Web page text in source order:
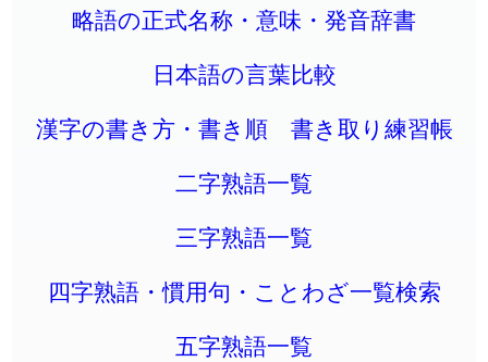
略語の正式名称・意味・発音辞書
日本語の言葉比較
漢字の書き方・書き順 書き取り練習帳
二字熟語一覧
三字熟語一覧
四字熟語・慣用句・ことわざ一覧検索
五字熟語一覧